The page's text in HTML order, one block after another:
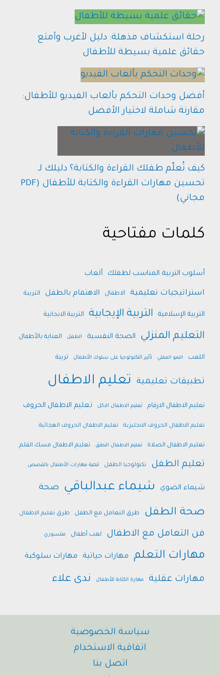
رحلة استكشاف مذهلة: دليل لأغرب وأمتع
حقائق علمية بسيطة للأطفال
أفضل وحدات التحكم بألعاب الفيديو للأطفال:
مقارنة شاملة لاختيار الأفضل
كيف تُعلّم طفلك القراءة والكتابة؟ دليلك لـ
تحسين مهارات القراءة والكتابة للأطفال (PDF
مجاني)
كلمات مفتاحية
أسلوب التربية المناسب لطفلك ألعاب
استراتيجيات تعليمية الاطفال الاهتمام بالطفل التربية
التربية الإسلامية التربية الإيجابية التربية الايجابية
التعليم المنزلي الصحة النفسية الطفل العناية بالأطفال
اللعب النمو العقلي تأثير التكنولوجيا على سلوك الأطفال تربية
تطبيقات تعليمية تعليم الاطفال
تعليم الاطفال الارقام تعليم الاطفال الاكل تعليم الاطفال الحروف
تعليم الاطفال الحروف الانجليزية تعليم الاطفال الحروف الهجائية
تعليم الاطفال الصلاة تعليم الاطفال النطق تعليم الاطفال مسك القلم
تعليم الطفل تكنولوجيا الطفل تنمية مهارات الأطفال بالقصص
شيماء الضوي شيماء عبدالباقي صحة
صحة الطفل طرق التعامل مع الطفل طرق تعليم الاطفال
فن التعامل مع الاطفال لعب أطفال منتسوري
مهارات التعلم مهارات حياتية مهارات سلوكية
مهارات عقلية مهارة الكتابة للأطفال ندى علاء
سياسة الخصوصية
اتفاقية الاستخدام
اتصل بنا